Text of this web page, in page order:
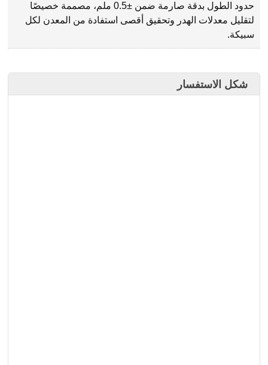
حدود الطول بدقة صارمة ضمن ±0.5 ملم، مصممة خصيصًا
لتقليل معدلات الهدر وتحقيق أقصى استفادة من المعدن لكل
سبيكة.
شكل الاستفسار